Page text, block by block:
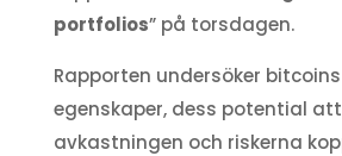
portfolios” på torsdagen.
Rapporten undersöker
egenskaper, dess potential
avkastningen och riskerna